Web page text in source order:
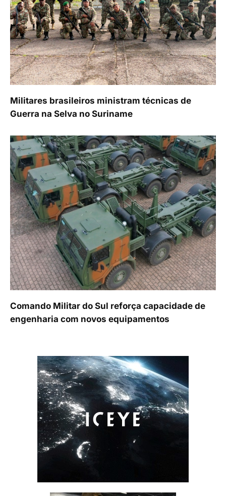
Militares brasileiros ministram técnicas de
Guerra na Selva no Suriname
Comando Militar do Sul reforça capacidade de
engenharia com novos equipamentos